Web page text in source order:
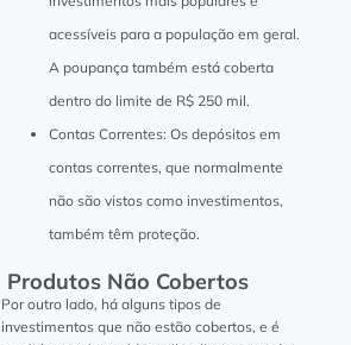
acessíveis para a população em geral.
A poupança também está coberta
dentro do limite de R$ 250 mil.
Contas Correntes: Os depósitos em
contas correntes, que normalmente
não são vistos como investimentos,
também têm proteção.
Produtos Não Cobertos
Por outro lado, há alguns tipos de
investimentos que não estão cobertos, e é